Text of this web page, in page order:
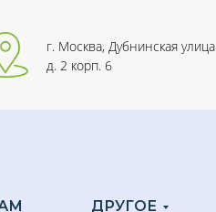
г. Москва, Дубнинская улица
д. 2 корп. 6
ДРУГОЕ